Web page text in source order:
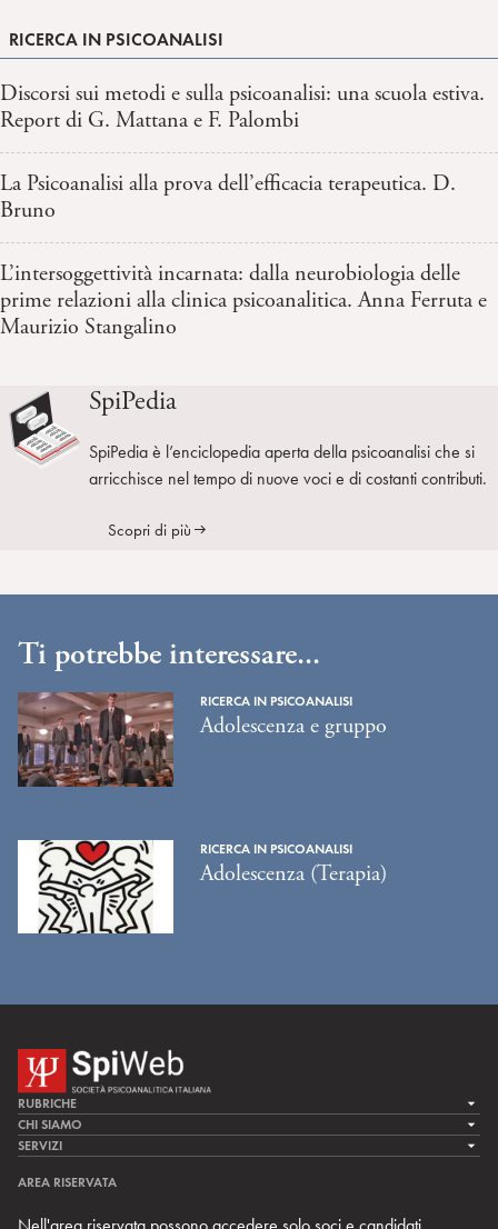
RICERCA IN PSICOANALISI
Discorsi sui metodi e sulla psicoanalisi: una scuola estiva.
Report di G. Mattana e F. Palombi
La Psicoanalisi alla prova dell’efficacia terapeutica. D.
Bruno
L’intersoggettività incarnata: dalla neurobiologia delle
prime relazioni alla clinica psicoanalitica. Anna Ferruta e
Maurizio Stangalino
SpiPedia
SpiPedia è l’enciclopedia aperta della psicoanalisi che si
arricchisce nel tempo di nuove voci e di costanti contributi.
Scopri di più
Ti potrebbe interessare...
RICERCA IN PSICOANALISI
Adolescenza e gruppo
RICERCA IN PSICOANALISI
Adolescenza (Terapia)
RUBRICHE
LA CURA
LA RICERCA
CHI SIAMO
LA SPI
TEAM DI SPIWEB
CONTATTI
SERVIZI
AREA RISERVATA